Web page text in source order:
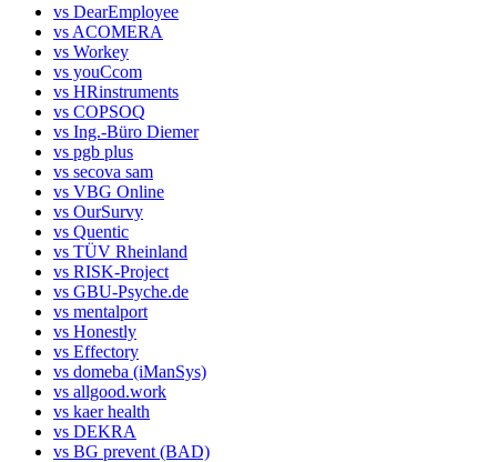
vs DearEmployee
vs ACOMERA
vs Workey
vs youCcom
vs HRinstruments
vs COPSOQ
vs Ing.-Büro Diemer
vs pgb plus
vs secova sam
vs VBG Online
vs OurSurvy
vs Quentic
vs TÜV Rheinland
vs RISK-Project
vs GBU-Psyche.de
vs mentalport
vs Honestly
vs Effectory
vs domeba (iManSys)
vs allgood.work
vs kaer health
vs DEKRA
vs BG prevent (BAD)